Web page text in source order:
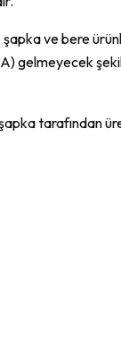
ve bere
gelmeyecek
tarafından